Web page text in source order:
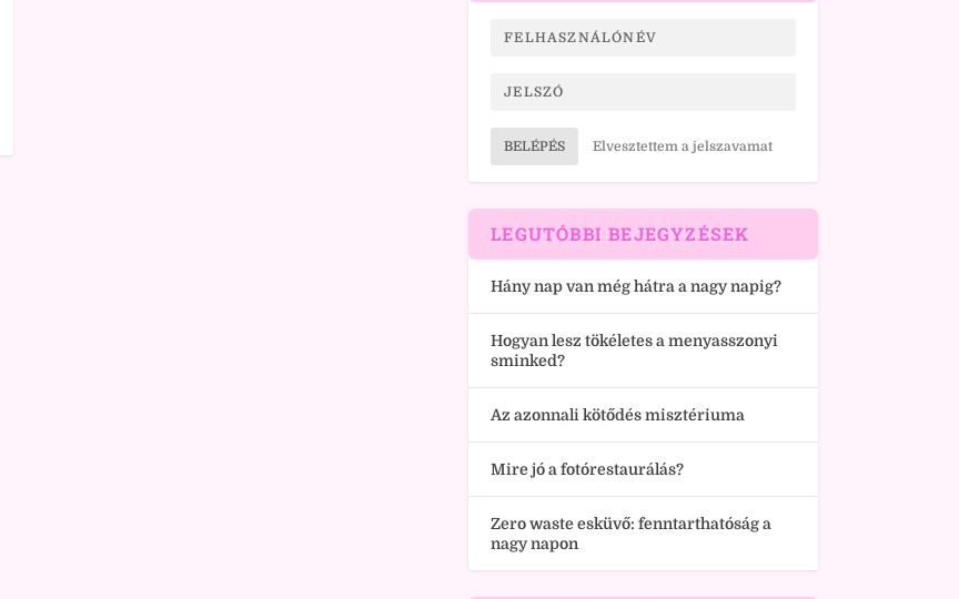
BELÉPÉS Elvesztettem a jelszavamat
LEGUTÓBBI BEJEGYZÉSEK
Hány nap van még hátra a nagy napig?
Hogyan lesz tökéletes a menyasszonyi
sminked?
Az azonnali kötődés misztériuma
Mire jó a fotórestaurálás?
Zero waste esküvő: fenntarthatóság a
nagy napon